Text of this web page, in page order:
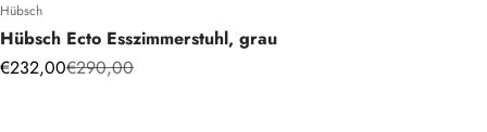
Hübsch
Hübsch Ecto Esszimmerstuhl, grau
Angebot
€232,00Regulärer Preis
€290,00